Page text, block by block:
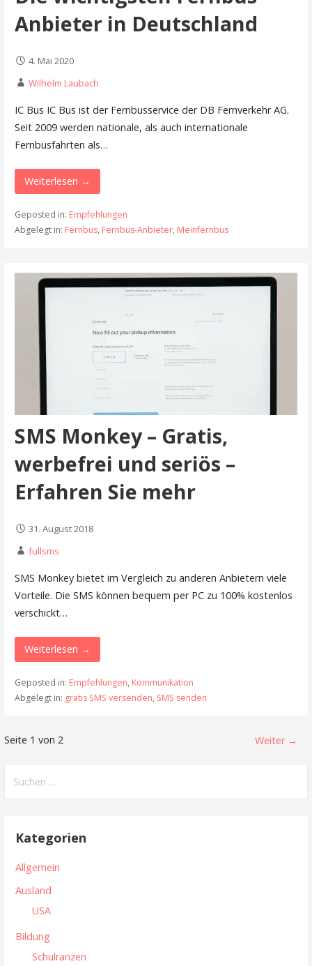
Anbieter in Deutschland
4. Mai 2020
Wilhelm Laubach
IC Bus IC Bus ist der Fernbusservice der DB Fernverkehr AG.
Seit 2009 werden nationale, als auch internationale
Fernbusfahrten als…
Weiterlesen →
Geposted in: Empfehlungen
Abgelegt in: Fernbus, Fernbus-Anbieter, Meinfernbus
SMS Monkey – Gratis,
werbefrei und seriös –
Erfahren Sie mehr
31. August 2018
fullsms
SMS Monkey bietet im Vergleich zu anderen Anbietern viele
Vorteile. Die SMS können bequem per PC zu 100% kostenlos
verschickt…
Weiterlesen →
Geposted in: Empfehlungen, Kommunikation
Abgelegt in: gratis SMS versenden, SMS senden
N
a
a
Seite 1 von 2 Weiter →
Kategorien
Allgemein
Ausland
USA
Bildung
Schulranzen